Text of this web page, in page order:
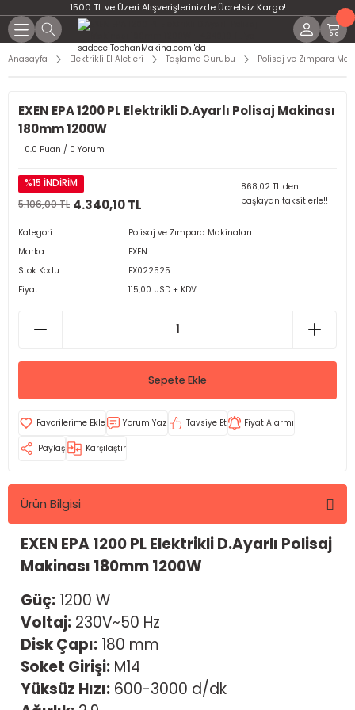
1500 TL ve Üzeri Alışverişlerinizde Ücretsiz Kargo!
Anasayfa Elektrikli El Aletleri Taşlama Gurubu Polisaj ve Zımpara
EXEN EPA 1200 PL Elektrikli D.Ayarlı Polisaj Makinası
180mm 1200W
0.0 Puan / 0 Yorum
%15 İNDİRİM
5.106,00 TL 4.340,10 TL
868,02 TL den
başlayan taksitlerle!!
Kategori
Polisaj ve Zımpara Makinaları
Marka
EXEN
Stok Kodu
EX022525
Fiyat
115,00 USD + KDV
Sepete Ekle
Yorum Yaz Tavsiye Et Fiyat Alarmı
Paylaş Karşılaştır
Ürün Bilgisi
EXEN EPA 1200 PL Elektrikli D.Ayarlı Polisaj
Makinası 180mm 1200W
Güç: 1200 W
Voltaj: 230V~50 Hz
Disk Çapı: 180 mm
Soket Girişi: M14
Yüksüz Hızı: 600-3000 d/dk